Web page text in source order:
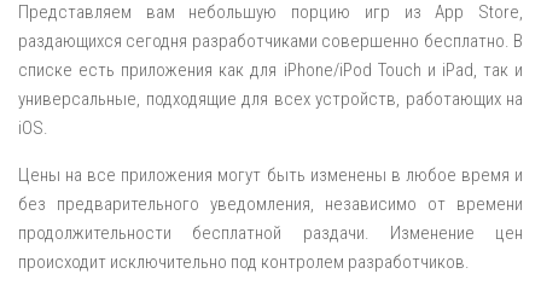
Представляем вам небольшую порцию игр из App Store,
раздающихся сегодня разработчиками совершенно бесплатно. В
списке есть приложения как для iPhone/iPod Touch и iPad, так и
универсальные, подходящие для всех устройств, работающих на
iOS.
Цены на все приложения могут быть изменены в любое время и
без предварительного уведомления, независимо от времени
продолжительности бесплатной раздачи. Изменение цен
происходит исключительно под контролем разработчиков.